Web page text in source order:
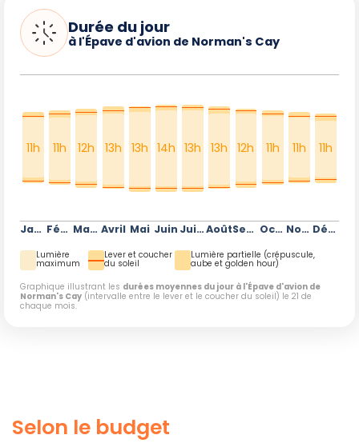
Durée du jour
à l'Épave d'avion de Norman's Cay
Janvier
11h
Février
11h
Mars
12h
Avril
13h
Mai
13h
Juin
14h
Juillet
13h
Août
13h
Septembre
12h
Octobre
11h
Novembre
11h
Décembre
11h
Lumière
maximum
Lever et coucher
du soleil
Lumière partielle (crépuscule,
aube et golden hour)
Graphique illustrant les durées moyennes du jour à l'Épave d'avion de
Norman's Cay (intervalle entre le lever et le coucher du soleil) le 21 de
chaque mois.
Selon le budget